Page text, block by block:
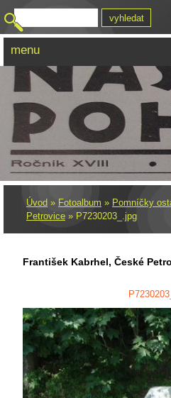
Úvod » Fotoalbum » Pomníčky
Petrovice » P7230203_.jpg
František Kabrhel, České
menu